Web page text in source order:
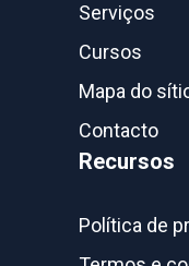
Serviços
Cursos
Mapa do
Contacto
Recursos
Política de